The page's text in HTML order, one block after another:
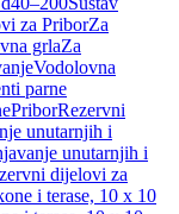
za PriborZa
grlaZa
Vodolovna
parne
PriborRezervni
unutarnjih i
unutarnjih i
dijelovi za
i terase, 10 x 10